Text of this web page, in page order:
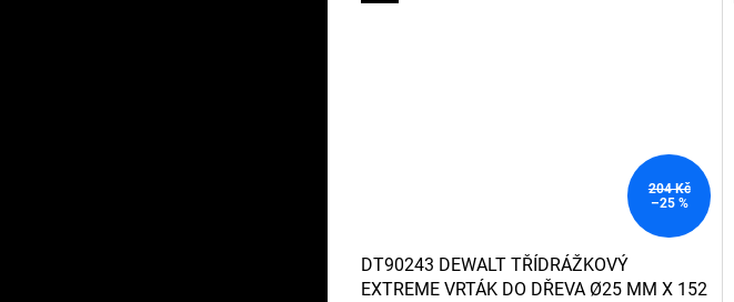
204 Kč
–25 %
DT90243 DEWALT TŘÍDRÁŽKOVÝ
EXTREME VRTÁK DO DŘEVA Ø25 MM X 152